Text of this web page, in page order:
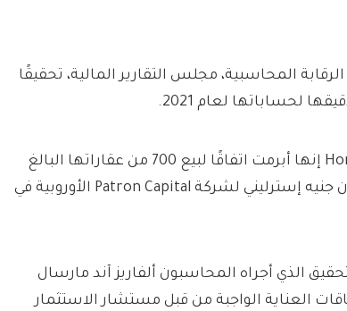
المحاسبية، مجلس التقارير المالية، تحقيقًا
في نوفمبر، قالت شركة Home REIT إنها أبرمت اتفاقًا لبيع 700 من عقاراتها البالغ
عددها 853 عقارًا مقابل 123 مليون جنيه إسترليني لشركة Patron Capital الأوروبية في
الذي أجراه المحاسبون ألفاريز آند مارسال
العناية الواجبة من قبل مستشار الاستثمار